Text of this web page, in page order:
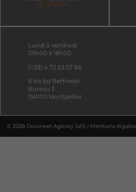
Lundi à Vendredi
09h00 à 18h00
(+33) 4 72 53 57 86
6 bis bd Berthelot
Bureau 3
34000 Montpellier
© 2026 Dooweet Agency SAS | Mentions légales